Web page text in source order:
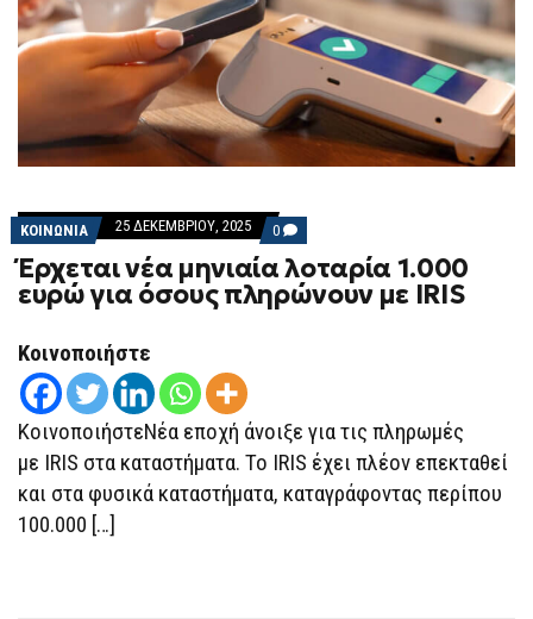
ΚΟΙΝΩΝΙΑ 25 ΔΕΚΕΜΒΡΊΟΥ, 2025 0 COMMENTS
ON
ΈΡΧΕΤΑΙ
ΝΈΑ
ΜΗΝΙΑΊΑ
ΜΕ
IRIS
Έρχεται νέα μηνιαία λοταρία 1.000
ευρώ για όσους πληρώνουν με IRIS
Κοινοποιήστε
ΚοινοποιήστεΝέα εποχή άνοιξε για τις πληρωμές
με IRIS στα καταστήματα. Το IRIS έχει πλέον επεκταθεί
και στα φυσικά καταστήματα, καταγράφοντας περίπου
100.000 […]